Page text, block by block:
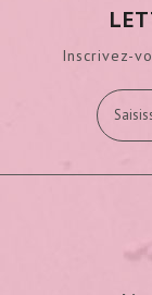
Inscrivez-